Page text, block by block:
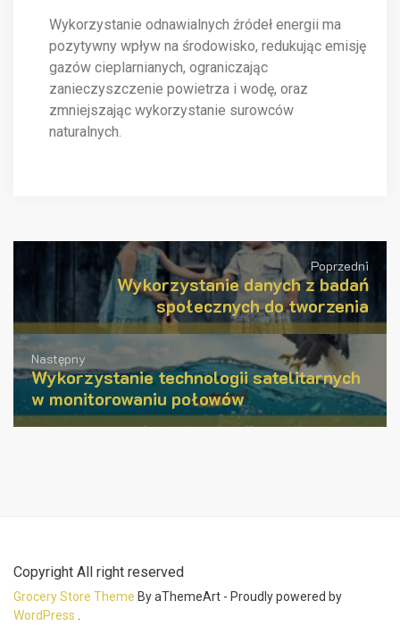
Wykorzystanie odnawialnych źródeł energii ma
pozytywny wpływ na środowisko, redukując emisję
gazów cieplarnianych, ograniczając
zanieczyszczenie powietrza i wodę, oraz
zmniejszając wykorzystanie surowców
naturalnych.
Poprzedni
Wykorzystanie danych z badań
społecznych do tworzenia
Następny
Wykorzystanie technologii satelitarnych
w monitorowaniu połowów
Copyright All right reserved
Grocery Store Theme By aThemeArt - Proudly powered by
WordPress .